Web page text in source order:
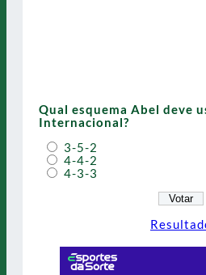
Qual esquema Abel deve
Internacional?
3-5-2
4-4-2
4-3-3